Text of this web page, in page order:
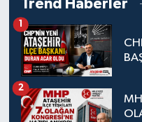
Trend Haberler
1
2
Haber Arşivi